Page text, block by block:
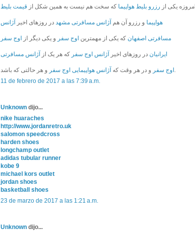
امروزه یکی از رزرو بلیط هواپیما که سخت هم نیست به همین شکل از قیمت بلیط
هواپیما و رزرو آن هم آژانس مسافرتی مشهد در روزهای اخیر آژانس
مسافرتی اصفهان که یکی از مهمترین اوج سفر و یکی دیگر از اوج سفر
ایرانیان در روزهای اخیر آژانس اوج سفر که هر یک از آژانس مسافرتی
اوج سفر و در هر وقت که آژانس هواپیمایی اوج سفر
و هر حالتی که باشد.
11 de febrero de 2017 a las 7:39 a.m.
Unknown dijo...
nike huaraches
http://www.jordanretro.uk
salomon speedcross
harden shoes
longchamp outlet
adidas tubular runner
kobe 9
michael kors outlet
jordan shoes
basketball shoes
23 de marzo de 2017 a las 1:21 a.m.
Unknown dijo...